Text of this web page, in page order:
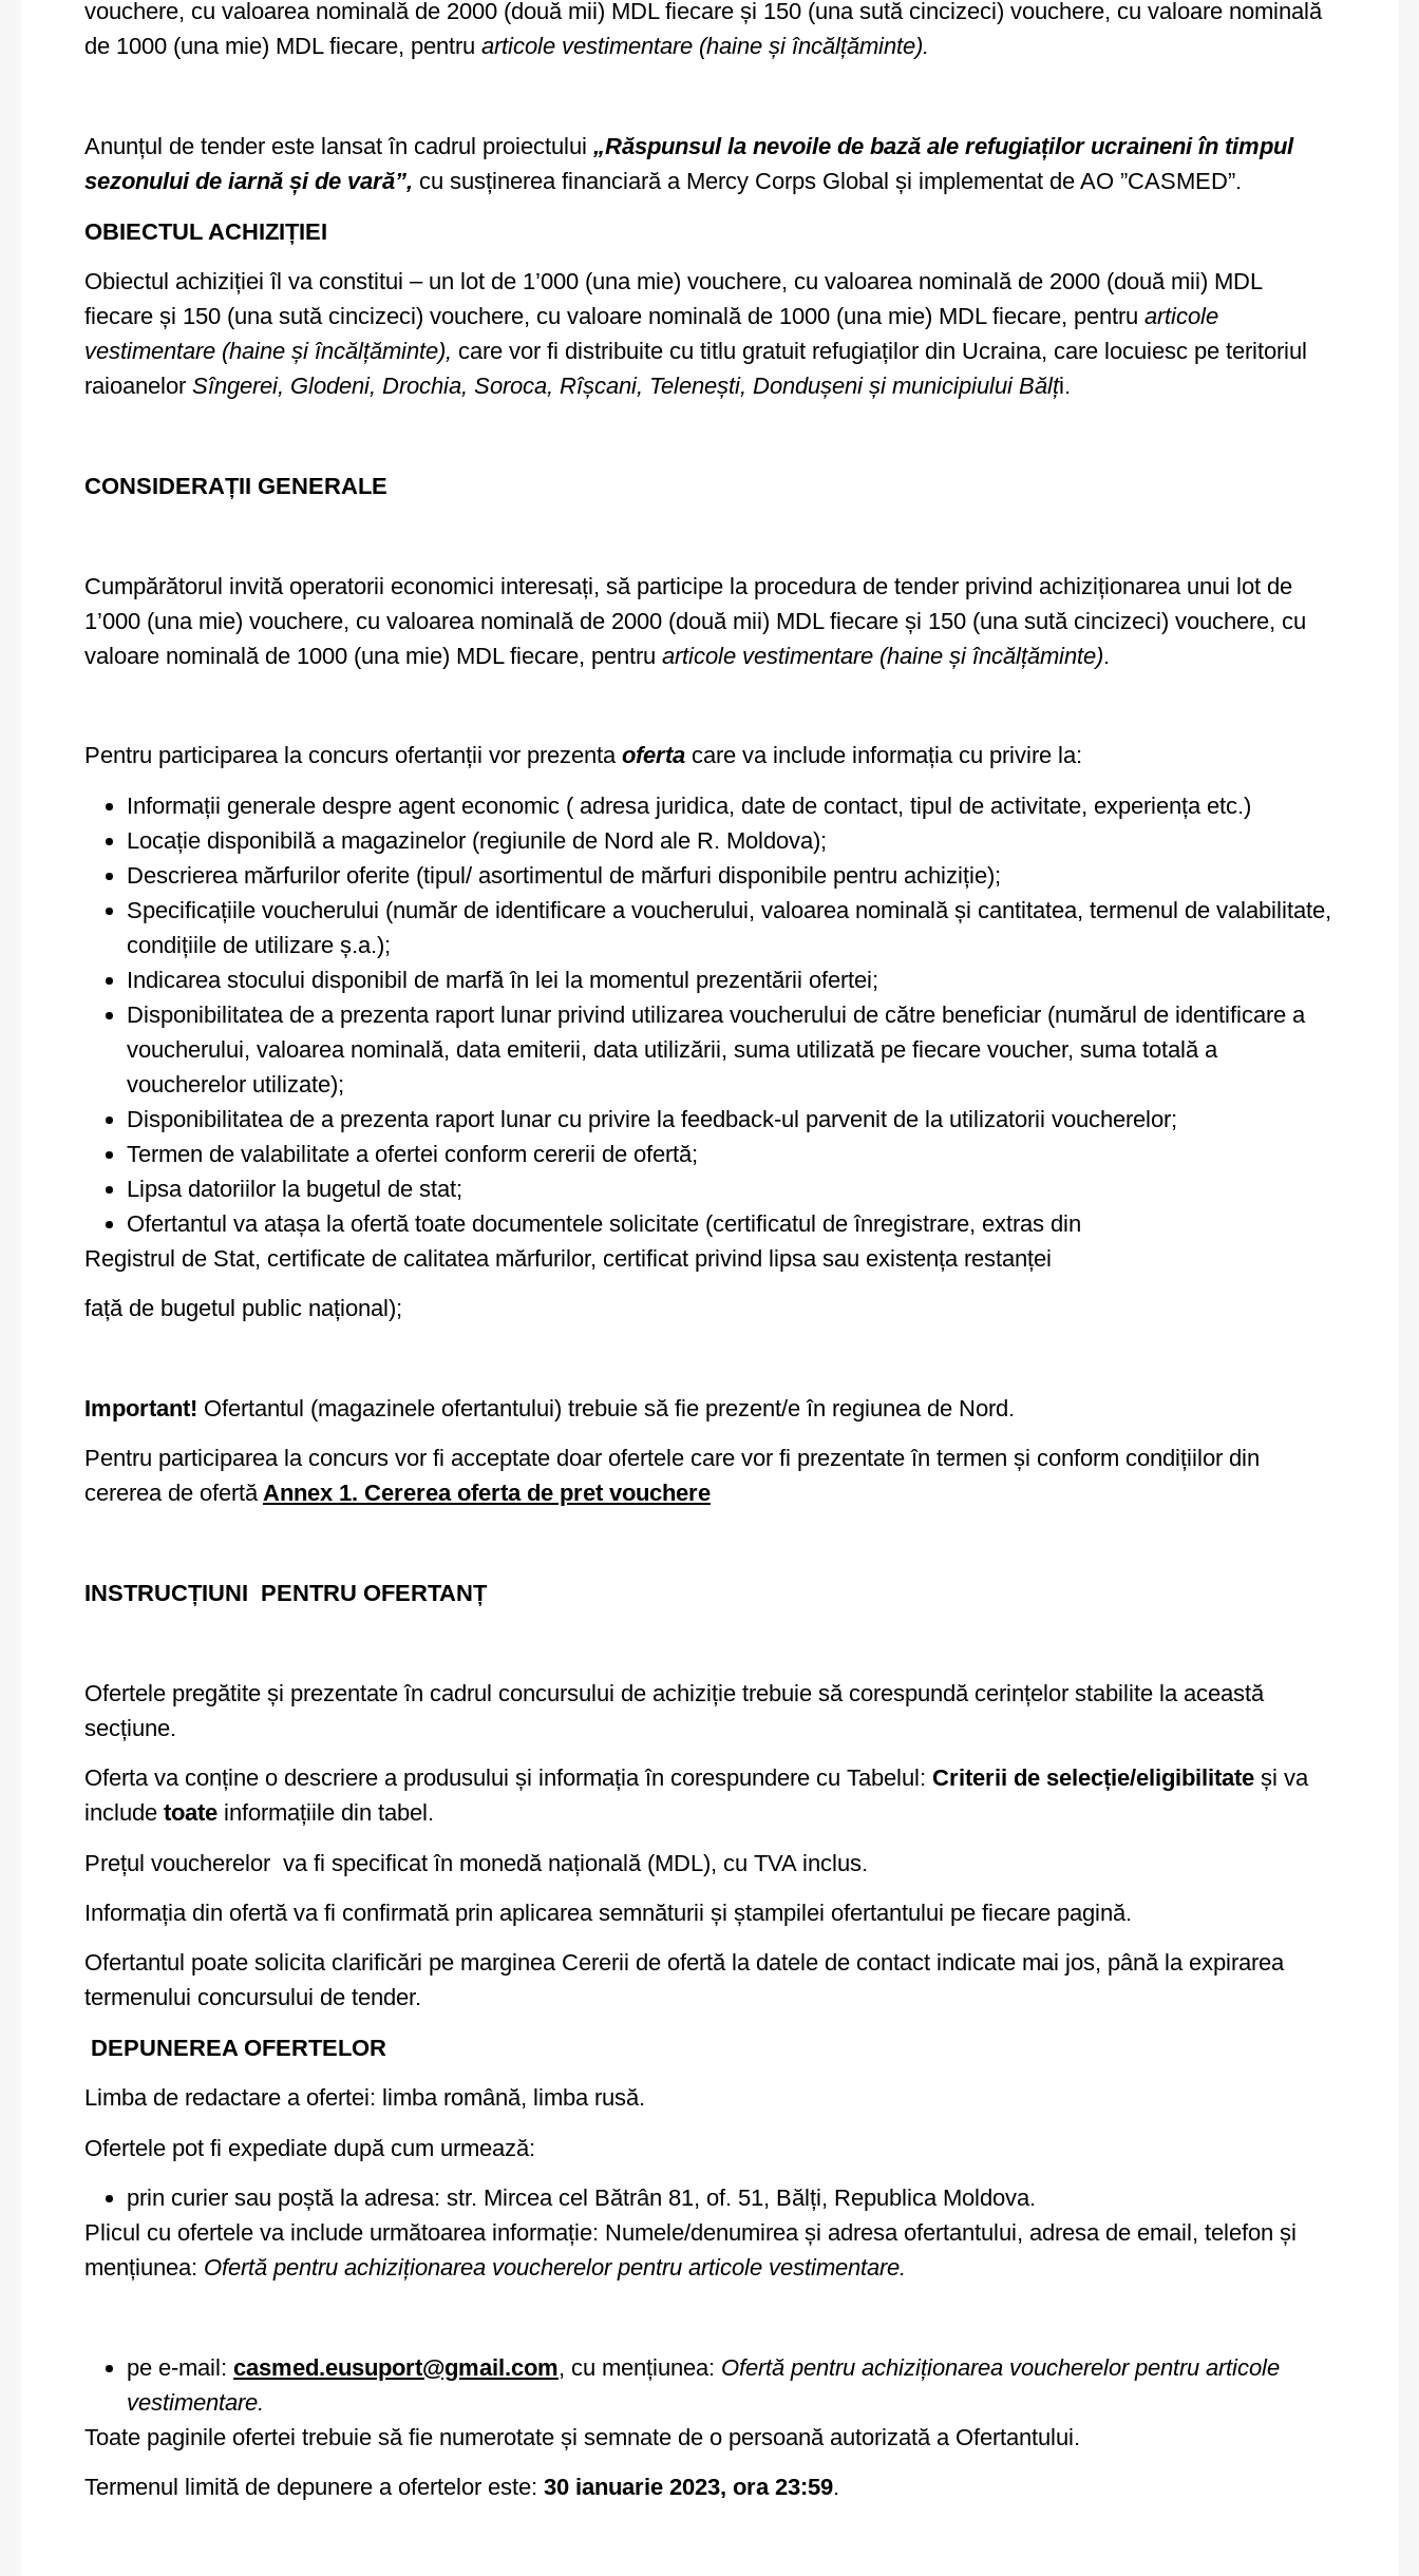
vouchere, cu valoarea nominală de 2000 (două mii) MDL fiecare și 150 (una sută cincizeci) vouchere, cu valoare nominală
de 1000 (una mie) MDL fiecare, pentru articole vestimentare (haine și încălțăminte).
Anunțul de tender este lansat în cadrul proiectului „Răspunsul la nevoile de bază ale refugiaților ucraineni în timpul
sezonului de iarnă și de vară”, cu susținerea financiară a Mercy Corps Global și implementat de AO ”CASMED”.
OBIECTUL ACHIZIȚIEI
Obiectul achiziției îl va constitui – un lot de 1’000 (una mie) vouchere, cu valoarea nominală de 2000 (două mii) MDL
fiecare și 150 (una sută cincizeci) vouchere, cu valoare nominală de 1000 (una mie) MDL fiecare, pentru articole
vestimentare (haine și încălțăminte), care vor fi distribuite cu titlu gratuit refugiaților din Ucraina, care locuiesc pe teritoriul
raioanelor Sîngerei, Glodeni, Drochia, Soroca, Rîșcani, Telenești, Dondușeni și municipiului Bălți.
CONSIDERAȚII GENERALE
Cumpărătorul invită operatorii economici interesați, să participe la procedura de tender privind achiziționarea unui lot de
1’000 (una mie) vouchere, cu valoarea nominală de 2000 (două mii) MDL fiecare și 150 (una sută cincizeci) vouchere, cu
valoare nominală de 1000 (una mie) MDL fiecare, pentru articole vestimentare (haine și încălțăminte).
Pentru participarea la concurs ofertanții vor prezenta oferta care va include informația cu privire la:
Informații generale despre agent economic ( adresa juridica, date de contact, tipul de activitate, experiența etc.)
Locație disponibilă a magazinelor (regiunile de Nord ale R. Moldova);
Descrierea mărfurilor oferite (tipul/ asortimentul de mărfuri disponibile pentru achiziție);
Specificațiile voucherului (număr de identificare a voucherului, valoarea nominală și cantitatea, termenul de valabilitate,
condițiile de utilizare ș.a.);
Indicarea stocului disponibil de marfă în lei la momentul prezentării ofertei;
Disponibilitatea de a prezenta raport lunar privind utilizarea voucherului de către beneficiar (numărul de identificare a
voucherului, valoarea nominală, data emiterii, data utilizării, suma utilizată pe fiecare voucher, suma totală a
voucherelor utilizate);
Disponibilitatea de a prezenta raport lunar cu privire la feedback-ul parvenit de la utilizatorii voucherelor;
Termen de valabilitate a ofertei conform cererii de ofertă;
Lipsa datoriilor la bugetul de stat;
Ofertantul va atașa la ofertă toate documentele solicitate (certificatul de înregistrare, extras din
Registrul de Stat, certificate de calitatea mărfurilor, certificat privind lipsa sau existența restanței
față de bugetul public național);
Important! Ofertantul (magazinele ofertantului) trebuie să fie prezent/e în regiunea de Nord.
Pentru participarea la concurs vor fi acceptate doar ofertele care vor fi prezentate în termen și conform condițiilor din
cererea de ofertă Annex 1. Cererea oferta de pret vouchere
INSTRUCȚIUNI PENTRU OFERTANȚ
Ofertele pregătite și prezentate în cadrul concursului de achiziție trebuie să corespundă cerințelor stabilite la această
secțiune.
Oferta va conține o descriere a produsului și informația în corespundere cu Tabelul: Criterii de selecție/eligibilitate și va
include toate informațiile din tabel.
Prețul voucherelor va fi specificat în monedă națională (MDL), cu TVA inclus.
Informația din ofertă va fi confirmată prin aplicarea semnăturii și ștampilei ofertantului pe fiecare pagină.
Ofertantul poate solicita clarificări pe marginea Cererii de ofertă la datele de contact indicate mai jos, până la expirarea
termenului concursului de tender.
DEPUNEREA OFERTELOR
Limba de redactare a ofertei: limba română, limba rusă.
Ofertele pot fi expediate după cum urmează:
prin curier sau poștă la adresa: str. Mircea cel Bătrân 81, of. 51, Bălți, Republica Moldova.
Plicul cu ofertele va include următoarea informație: Numele/denumirea și adresa ofertantului, adresa de email, telefon și
mențiunea: Ofertă pentru achiziționarea voucherelor pentru articole vestimentare.
pe e-mail: casmed.eusuport@gmail.com, cu mențiunea: Ofertă pentru achiziționarea voucherelor pentru articole
vestimentare.
Toate paginile ofertei trebuie să fie numerotate și semnate de o persoană autorizată a Ofertantului.
Termenul limită de depunere a ofertelor este: 30 ianuarie 2023, ora 23:59.